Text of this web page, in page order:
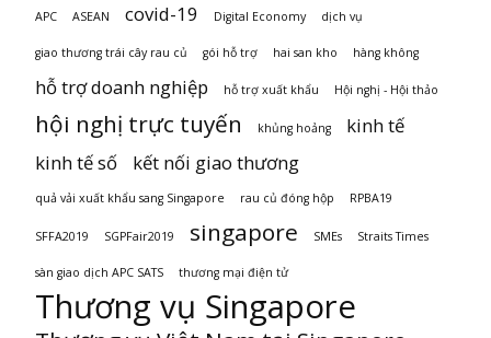
APC ASEAN covid-19 Digital Economy dịch vụ
giao thương trái cây rau củ gói hỗ trợ hai san kho hàng không
hỗ trợ doanh nghiệp hỗ trợ xuất khẩu Hội nghị - Hội thảo
hội nghị trực tuyến khủng hoảng
kinh tế
kinh tế số
kết nối giao thương
quả vải xuất khẩu sang Singapore rau củ đóng hộp RPBA19
SFFA2019 SGPFair2019 singapore SMEs Straits Times
sàn giao dịch APC SATS thương mại điện tử
Thương vụ Singapore